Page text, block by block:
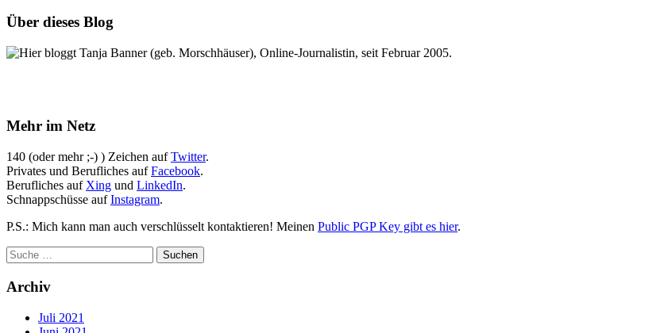
Über dieses Blog
Hier bloggt Tanja Banner (geb. Morschhäuser), Online-Journalistin, seit Februar 2005.
Mehr im Netz
140 (oder mehr ;-) ) Zeichen aufTwitter.
Privates und Berufliches aufFacebook.
Berufliches auf Xing und LinkedIn.
Schnappschüsse aufInstagram.
P.S.: Mich kann man auch verschlüsselt kontaktieren! Meinen Public PGP Key gibt es hier.
Archiv
Juli 2021